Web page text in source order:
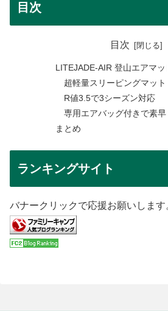
目次
目次
LITEJADE-AIR 登山エアマッ
超軽量スリーピングマット
R値3.5で3シーズン対応
専用エアバッグ付きで素早
まとめ
ランキングサイト
バナークリックで応援お願いします